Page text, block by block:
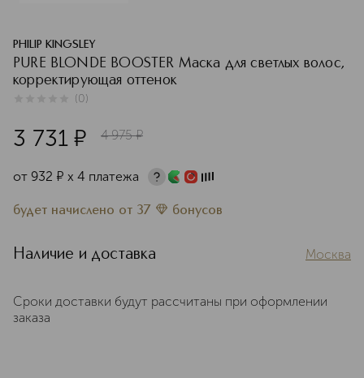
PHILIP KINGSLEY
PURE BLONDE BOOSTER Маска для светлых волос,
корректирующая оттенок
(0)
3 731 ¤ 4 975 ¤
от 932 ¤ х 4 платежа
будет начислено от 37 бонусов
Наличие и доставка Москва
Сроки доставки будут рассчитаны при оформлении
заказа